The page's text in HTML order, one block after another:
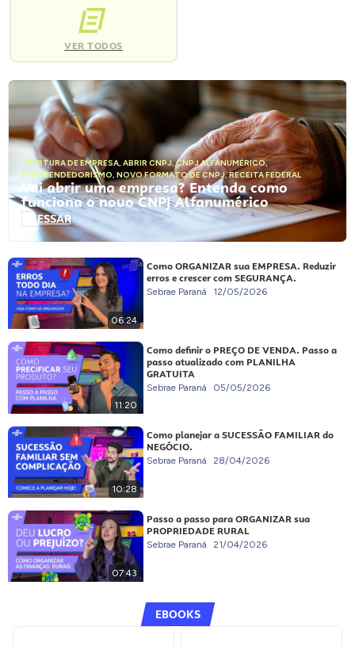
VER TODOS
ABERTURA DE EMPRESA, ABRIR CNPJ,CNPJ ALFANUMÉRICO,
EMPREENDEDORISMO, NOVO FORMATO DE CNPJ,RECEITA FEDERAL
Vai abrir uma empresa? Entenda como
funciona o novo CNPJ Alfanumérico
ACESSAR
06:24
Como ORGANIZAR sua EMPRESA. Reduzir
erros e crescer com SEGURANÇA.
Sebrae Paraná 12/05/2026
11:20
Como definir o PREÇO DE VENDA. Passo a
passo atualizado com PLANILHA
GRATUITA
Sebrae Paraná 05/05/2026
10:28
Como planejar a SUCESSÃO FAMILIAR do
NEGÓCIO.
Sebrae Paraná 28/04/2026
07:43
Passo a passo para ORGANIZAR sua
PROPRIEDADE RURAL
Sebrae Paraná 21/04/2026
EBOOKS